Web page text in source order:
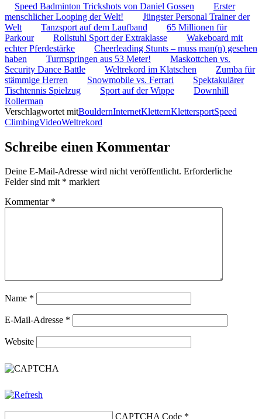
Speed Badminton Trickshots von Daniel Gossen
Erster
menschlicher Looping der Welt!
Jüngster Personal Trainer der
Welt
Tanzsport auf dem Laufband
65 Millionen für
Parkour
Rollstuhl Sport der Extraklasse
Wakeboard mit
echter Pferdestärke
Cheerleading Stunts – muss man(n) gesehen
haben
Turmspringen aus 53 Meter!
Maskottchen vs.
Security Dance Battle
Weltrekord im Klatschen
Zumba für
stämmige Herren
Snowmobile vs. Ferrari
Spektakulärer
Tischtennis Spielzug
Sport auf der Wippe
Downhill
Rollerman
Verschlagwortet mitBouldernInternetKletternKlettersportSpeed
ClimbingVideoWeltrekord
Schreibe einen Kommentar
Deine E-Mail-Adresse wird nicht veröffentlicht. Erforderliche
Felder sind mit * markiert
Kommentar *
Name *
E-Mail-Adresse *
Website
CAPTCHA Code *